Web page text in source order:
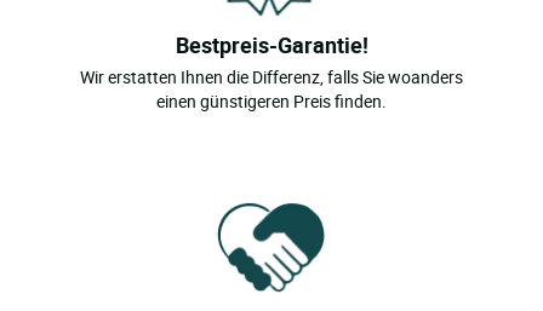
Bestpreis-Garantie!
Wir erstatten Ihnen die Differenz, falls Sie woanders
einen günstigeren Preis finden.